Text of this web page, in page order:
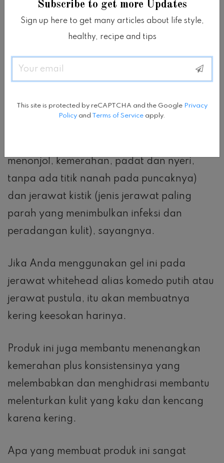
– Mengurangi kemerahan
– Saat bagian tertentu di kulit terasa
kencang karena kekeringan
hanya bisa bekerja dengan baik pada
menonjol, kemerahan, padat dan nyeri,
tanpa ada titik nanah pada puncaknya)
dan jerawat kistik (jenis jerawat paling
parah yang menimbulkan infeksi dan
peradangan kulit), sayangnya.
Jika Anda menggunakan gel ini pada
jerawat whitehead alias komedo putih atau
jerawat pustula, itu akan membuatnya
kering keesokan harinya.
Produk ini juga membantu menenangkan
kemerahan plus konsistensinya yang
melembabkan dan menghidrasi membantu
melenturkan kulit yang kaku dan kencang
karena kering.
Apa yang membuat produk ini sangat
Subscribe to get more Updates
Sign up here to get many articles about life style,
healthy, recipe and tips
Email
This site is protected by reCAPTCHA and the Google Privacy
Policy and Terms of Service apply.